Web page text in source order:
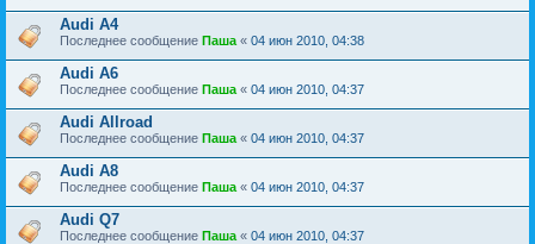
Audi A4
Последнее сообщение Паша « 04 июн 2010, 04:38
Audi A6
Последнее сообщение Паша « 04 июн 2010, 04:37
Audi Allroad
Последнее сообщение Паша « 04 июн 2010, 04:37
Audi A8
Последнее сообщение Паша « 04 июн 2010, 04:37
Audi Q7
Последнее сообщение Паша « 04 июн 2010, 04:37